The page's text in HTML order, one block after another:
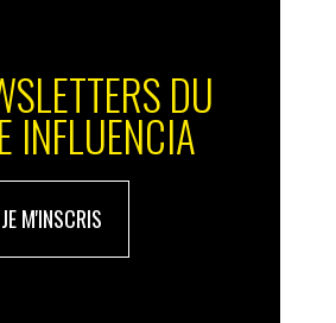
DU
INFLUENCIA
JE M'INSCRIS